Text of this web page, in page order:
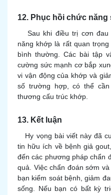
12. Phục hồi chức năng
Sau khi điều trị cơn đau
năng khớp là rất quan
bình thường. Các bài tập
cường sức mạnh cơ bắp
vi vận động của khớp và
số trường hợp, có thể
thương cấu trúc khớp.
13. Kết luận
Hy vọng bài viết này đã
tin hữu ích về bệnh giả
đến các phương pháp chẩn
quả. Việc chẩn đoán sớm
bạn kiểm soát bệnh, giảm
sống. Nếu bạn có bất kỳ